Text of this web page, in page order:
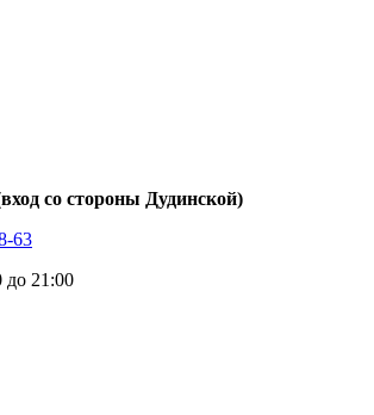
со стороны Дудинской)
63
до 21:00